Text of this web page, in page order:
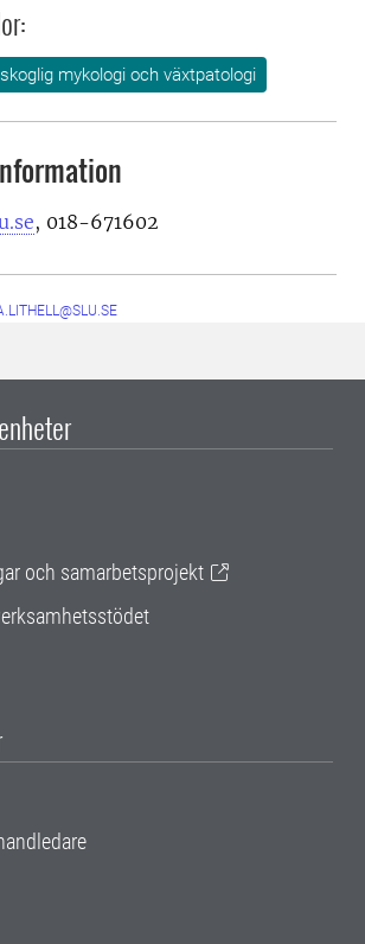
mykologi och växtpatologi
, 018-671602
och samarbetsprojekt